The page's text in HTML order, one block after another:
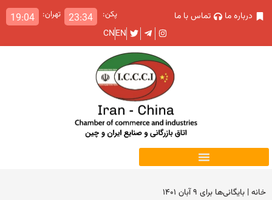
درباره ما تماس با ما پکن: 23:34 تهران: 19:04
EN
CN
خانه| بایگانی‌ها برای ۹ آبان ۱۴۰۱